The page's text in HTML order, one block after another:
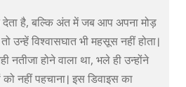
है, बल्कि अंत में जब आप अपना मोड़
उन्हें विश्वासघात भी महसूस नहीं होता।
नतीजा होने वाला था, भले ही उन्होंने
नहीं पहचाना। इस डिवाइस का